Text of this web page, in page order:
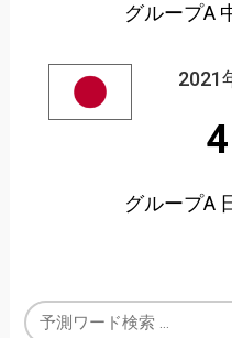
グループA
2021
4
グループA